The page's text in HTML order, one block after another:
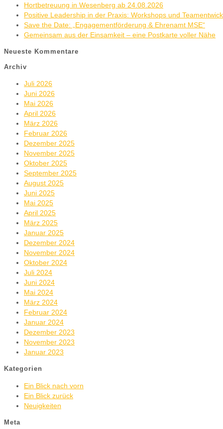
Hortbetreuung in Wesenberg ab 24.08.2026
Positive Leadership in der Praxis: Workshops und
Save the Date: „Engagementförderung & Ehrenamt MSE“
Gemeinsam aus der Einsamkeit – eine Postkarte voller Nähe
Neueste Kommentare
Archiv
Juli 2026
Juni 2026
Mai 2026
April 2026
März 2026
Februar 2026
Dezember 2025
November 2025
Oktober 2025
September 2025
August 2025
Juni 2025
Mai 2025
April 2025
März 2025
Januar 2025
Dezember 2024
November 2024
Oktober 2024
Juli 2024
Juni 2024
Mai 2024
März 2024
Februar 2024
Januar 2024
Dezember 2023
November 2023
Januar 2023
Kategorien
Ein Blick nach vorn
Ein Blick zurück
Neuigkeiten
Meta